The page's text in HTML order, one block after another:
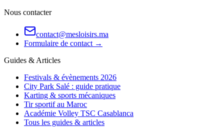
Nous contacter
contact@mesloisirs.ma
Formulaire de contact →
Guides & Articles
Festivals & évènements 2026
City Park Salé : guide pratique
Karting & sports mécaniques
Tir sportif au Maroc
Académie Volley TSC Casablanca
Tous les guides & articles